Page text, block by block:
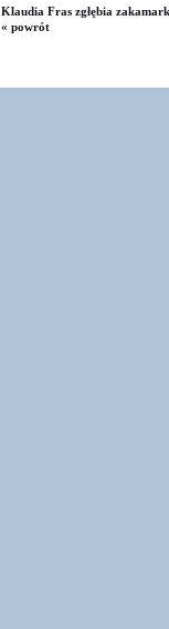
Klaudia Fras zgłębia
« powrót